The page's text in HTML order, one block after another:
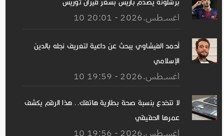
برشلونة يصدم باريس بسعر فيران توريس
10 اغســطس.2026 - 20:01
أحمد الفيشاوي يبحث عن داعية لتعريف نجله بالدين
الإسلامي
10 اغســطس.2026 - 19:59
لا تنخدع بنسبة صحة بطارية هاتفك.. هذا الرقم يكشف
عمرها الحقيقي
10 اغســطس.2026 - 19:56